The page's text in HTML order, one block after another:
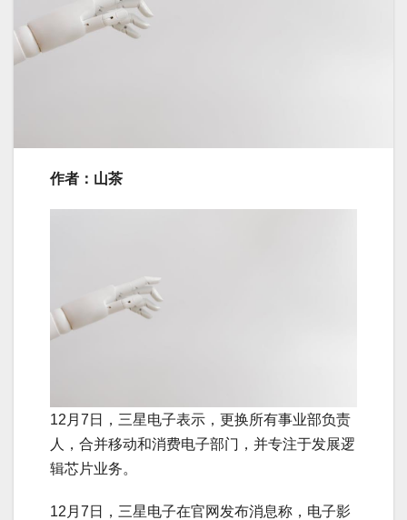
作者：山茶
12月7日，三星电子表示，更换所有事业部负责
人，合并移动和消费电子部门，并专注于发展逻
辑芯片业务。
12月7日，三星电子在官网发布消息称，电子影